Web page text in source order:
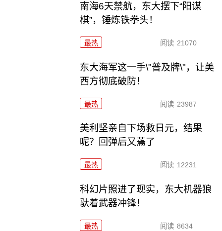
南海6天禁航，东大摆下“阳谋
棋”，锤炼铁拳头！
最热 阅读 21070
东大海军这一手\"普及牌\"，让美
西方彻底破防！
最热 阅读 23987
美利坚亲自下场救日元，结果
呢？回弹后又蔫了
最热 阅读 12231
科幻片照进了现实，东大机器狼
驮着武器冲锋！
最热 阅读 8634